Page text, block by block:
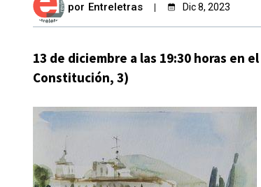
por Entreletras Dic 8, 2023
13 de diciembre a las 19:30 horas en
Constitución, 3)